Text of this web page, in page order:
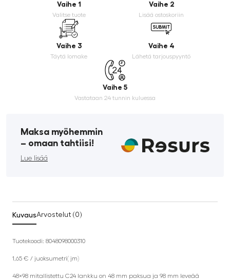
Vaihe 1
Valitse tuote
Vaihe 2
Lisää ostoskoriin
Vaihe 3
Täytä lomake
Vaihe 4
Lähetä tarjouspyyntö
Vaihe 5
Vastataan 24 tunnin kuluessa
Maksa myöhemmin
­– omaan tahtiisi!
Lue lisää
KuvausArvostelut (0)
Tuotekoodi: 8048098000310
1,65 € / juoksumetri( jm)
48×98 mitallistettu C24 lankku on 48 mm paksua ja 98 mm leveää